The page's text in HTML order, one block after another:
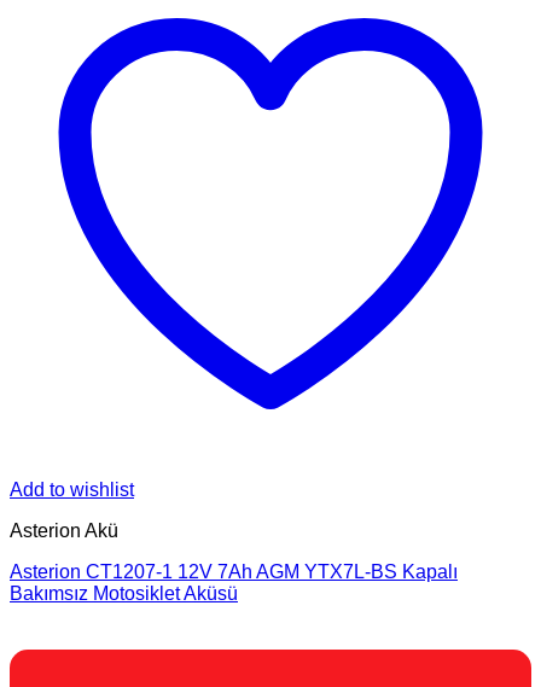
Add to wishlist
Asterion Akü
Asterion CT1207-1 12V 7Ah AGM YTX7L-BS Kapalı
Bakımsız Motosiklet Aküsü